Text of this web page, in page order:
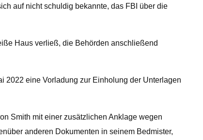
auf nicht schuldig bekannte, das FBI über die
Haus verließ, die Behörden anschließend
2022 eine Vorladung zur Einholung der Unterlagen
Smith mit einer zusätzlichen Anklage wegen
anderen Dokumenten in seinem Bedmister,